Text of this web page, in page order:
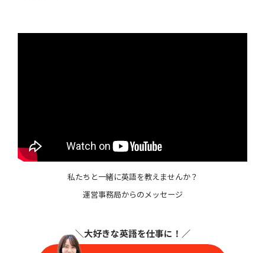
私たちと一緒に英語を教えませんか？
運営事務局からのメッセージ
＼大好きな英語を仕事に ！／